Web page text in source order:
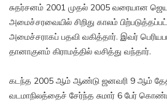
சுதர்சனம் 2001 முதல் 2005 வரையான
அமைச்சரவையில் சிறிது காலம்
அமைச்சராகப் பதவி வகித்தார். இவர்
தானாகுளம் கிராமத்தில் வசித்து வந்தார்.
கடந்த 2005 ஆம் ஆண்டு ஜனவரி 9 ஆம்
வடமாநிலத்தைச் சேர்ந்த சுமார் 6 பேர்